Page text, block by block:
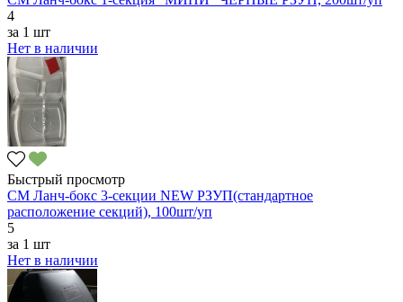
4
за 1 шт
Нет в наличии
Быстрый просмотр
СМ Ланч-бокс 3-секции NEW РЗУП(cтандартное
расположение секций), 100шт/уп
5
за 1 шт
Нет в наличии